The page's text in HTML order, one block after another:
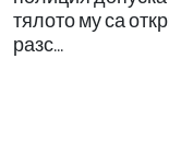
тялото му са
разс...